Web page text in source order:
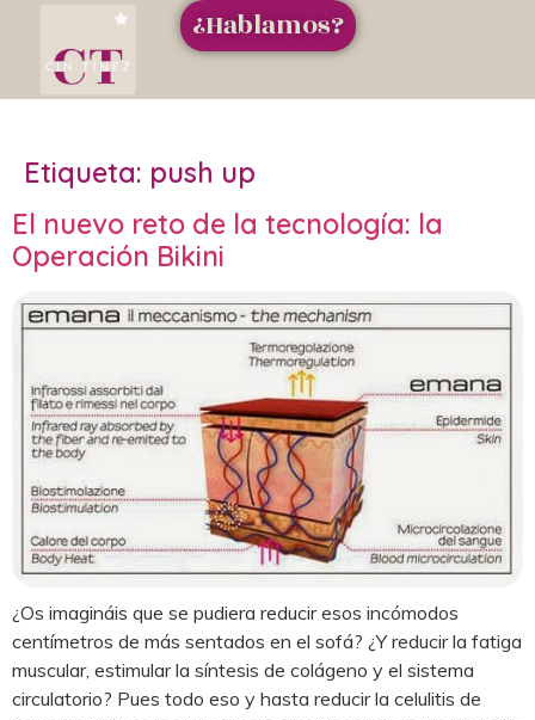
¿Hablamos?
Etiqueta: push up
El nuevo reto de la tecnología: la
Operación Bikini
¿Os imagináis que se pudiera reducir esos incómodos
centímetros de más sentados en el sofá? ¿Y reducir la fatiga
muscular, estimular la síntesis de colágeno y el sistema
circulatorio? Pues todo eso y hasta reducir la celulitis de